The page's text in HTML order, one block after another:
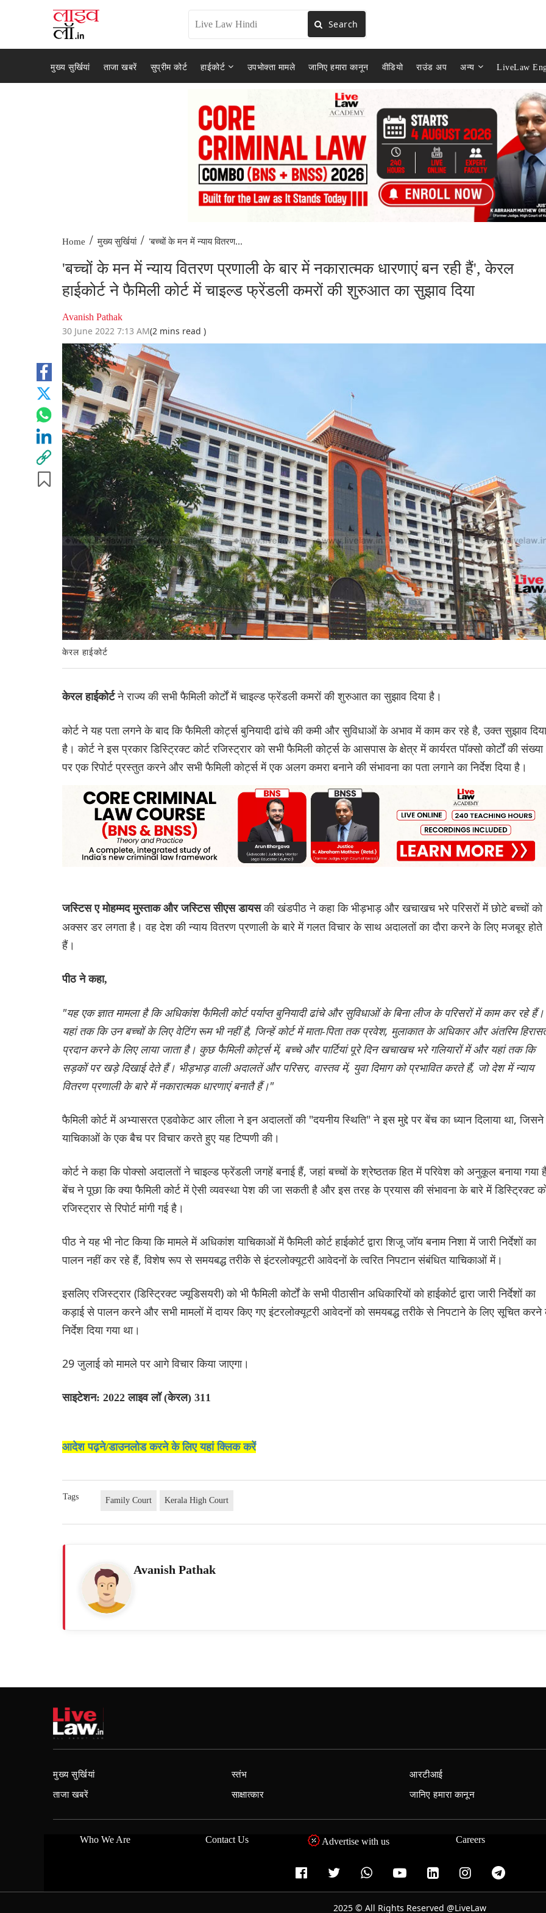
Search
मुख्य सुर्खियां ताजा खबरें सुप्रीम कोर्ट हाईकोर्ट उपभोक्ता मामले जानिए हमारा कानून वीडियो राउंड अप अन्य LiveLaw
Home / मुख्य सुर्खियां / 'बच्‍चों के मन में न्याय वितरण...
'बच्‍चों के मन में न्याय वितरण प्रणाली के बार में नकारात्मक धारणाएं बन रही हैं', केरल
हाईकोर्ट ने फैमिली कोर्ट में चाइल्ड फ्रेंडली कमरों की शुरुआत का सुझाव दिया
Avanish Pathak
30 June 2022 7:13 AM(2 mins read )
केरल हाईकोर्ट
केरल हाईकोर्टने राज्य की सभी फैमिली कोर्टों में चाइल्ड फ्रेंडली कमरों की शुरुआत का सुझाव दिया है।
कोर्ट ने यह पता लगने के बाद कि फैमिली कोर्ट्स बुनियादी ढांचे की कमी और सुविधाओं के अभाव में काम कर रहे है, उक्त सुझाव दिया
है। कोर्ट ने इस प्रकार डिस्ट्र‌िक्ट कोर्ट रजिस्ट्रार को सभी फैमिली कोर्ट्स के आसपास के क्षेत्र में कार्यरत पॉक्सो कोर्टों की संख्या
पर एक रिपोर्ट प्रस्तुत करने और सभी फैमिली कोर्ट्स में एक अलग कमरा बनाने की संभावना का पता लगाने का निर्देश दिया है।
जस्टिस ए मोहम्मद मुस्ताक और जस्टिस सीएस डायसकी खंडपीठ ने कहा कि भीड़भाड़ और खचाखच भरे परिसरों में छोटे बच्चों को
अक्सर डर लगता है। वह देश की न्याय वितरण प्रणाली के बारे में गलत विचार के साथ अदालतों का दौरा करने के लिए मजबूर होते
हैं।
पीठ ने कहा,
"यह एक ज्ञात मामला है कि अधिकांश फैमिली कोर्ट पर्याप्त बुनियादी ढांचे और सुविधाओं के बिना लीज के परिसरों में काम कर रहे हैं।
यहां तक ​​कि उन बच्‍चों के लिए वेटिंग रूम भी नहीं है, जिन्हें कोर्ट में माता-पिता तक प्रवेश, मुलाकात के अधिकार और अंतरिम
प्रदान करने के लिए लाया जाता है। कुछ फैमिली कोर्ट्स में, बच्चे और पार्टियां पूरे दिन खचाखच भरे गलियारों में और यहां तक कि
सड़कों पर खड़े दिखाई देते हैं। भीड़भाड़ वाली अदालतें और परिसर, वास्तव में, युवा दिमाग को प्रभावित करते हैं, जो देश में न्याय
वितरण प्रणाली के बारे में नकारात्मक धारणाएं बनातै हैं।"
फैमिली कोर्ट में अभ्यासरत एडवोकेट आर लीला ने इन अदालतों की "दयनीय स्थिति" ने इस मुद्दे पर बेंच का ध्यान दिलाया था, जिसने
याचिकाओं के एक बैच पर विचार करते हुए यह टिप्पणी की।
कोर्ट ने कहा कि पोक्सो अदालतों ने चाइल्‍ड फ्रेंडली जगहें बनाई हैं, जहां बच्चों के श्रेष्ठतक हित में परिवेश को अनुकूल बनाया गया
बेंच ने पूछा कि क्या फैमिली कोर्ट में ऐसी व्यवस्था पेश की जा सकती है और इस तरह के प्रयास की संभावना के बारे में डिस्ट्रिक्ट
रजिस्ट्रार से रिपोर्ट मांगी गई है।
पीठ ने यह भी नोट किया कि मामले में अधिकांश याचिकाओं में फैमिली कोर्ट हाईकोर्ट द्वारा शिजू जॉय बनाम निशा में जारी निर्देशों का
पालन नहीं कर रहे हैं, विशेष रूप से समयबद्ध तरीके से इंटरलोक्यूटरी आवेदनों के त्वरित निपटान संबंधित या‌चिकाओं में।
इसलिए रजिस्ट्रार (डिस्ट्रिक्‍ट ज्यूडिसयरी) को भी फैमिली कोर्टों के सभी पीठासीन अधिकारियों को हाईकोर्ट द्वारा जारी निर्देशों का
कड़ाई से पालन करने और सभी मामलों में दायर किए गए इंटरलोक्यूटरी आवेदनों को समयबद्ध तरीके से निपटाने के लिए सूचित करने
निर्देश दिया गया था।
29 जुलाई को मामले पर आगे विचार किया जाएगा।
साइटेशन: 2022 लाइव लॉ (केरल) 311
आदेश पढ़ने/डाउनलोड करने के लिए यहां क्लिक करें
Tags Family Court Kerala High Court
Avanish Pathak
मुख्य सुर्खियां
ताजा खबरें
स्तंभ
साक्षात्कार
आरटीआई
जानिए हमारा कानून
Who We Are Contact Us Advertise with us Careers
2025 © All Rights Reserved @LiveLaw